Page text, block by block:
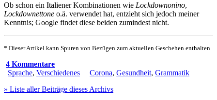
Ob schon ein Italiener Kombinationen wie Lockdownonino,
Lockdownettone o.ä. verwendet hat, entzieht sich jedoch meiner
Kenntnis; Google findet diese beiden zumindest nicht.
* Dieser Artikel kann Spuren von Bezügen zum aktuellen Geschehen enthalten.
4 Kommentare
Sprache, Verschiedenes Corona, Gesundheit, Grammatik
» Liste aller Beiträge dieses Archivs